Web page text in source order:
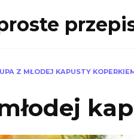
Z MŁODEJ KAPUSTY